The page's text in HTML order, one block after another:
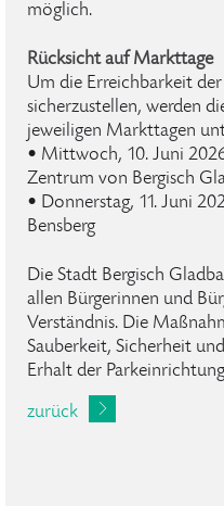
möglich.
Rücksicht auf Markttage
Um die Erreichbarkeit
sicherzustellen, werden
jeweiligen Markttagen
• Mittwoch, 10. Juni
Zentrum von Bergisch
• Donnerstag, 11. Juni
Bensberg
Die Stadt Bergisch
allen Bürgerinnen und
Verständnis. Die
Sauberkeit, Sicherheit
Erhalt der
zurück